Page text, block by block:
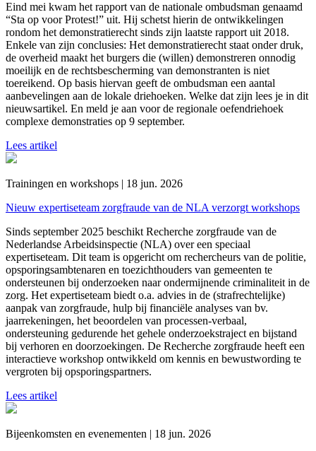
Eind mei kwam het rapport van de nationale ombudsman genaamd
“Sta op voor Protest!” uit. Hij schetst hierin de ontwikkelingen
rondom het demonstratierecht sinds zijn laatste rapport uit 2018.
Enkele van zijn conclusies: Het demonstratierecht staat onder druk,
de overheid maakt het burgers die (willen) demonstreren onnodig
moeilijk en de rechtsbescherming van demonstranten is niet
toereikend. Op basis hiervan geeft de ombudsman een aantal
aanbevelingen aan de lokale driehoeken. Welke dat zijn lees je in dit
nieuwsartikel. En meld je aan voor de regionale oefendriehoek
complexe demonstraties op 9 september.
Lees artikel
Trainingen en workshops | 18 jun. 2026
Nieuw expertiseteam zorgfraude van de NLA verzorgt workshops
Sinds september 2025 beschikt Recherche zorgfraude van de
Nederlandse Arbeidsinspectie (NLA) over een speciaal
expertiseteam. Dit team is opgericht om rechercheurs van de politie,
opsporingsambtenaren en toezichthouders van gemeenten te
ondersteunen bij onderzoeken naar ondermijnende criminaliteit in de
zorg. Het expertiseteam biedt o.a. advies in de (strafrechtelijke)
aanpak van zorgfraude, hulp bij financiële analyses van bv.
jaarrekeningen, het beoordelen van processen-verbaal,
ondersteuning gedurende het gehele onderzoekstraject en bijstand
bij verhoren en doorzoekingen. De Recherche zorgfraude heeft een
interactieve workshop ontwikkeld om kennis en bewustwording te
vergroten bij opsporingspartners.
Lees artikel
Bijeenkomsten en evenementen | 18 jun. 2026